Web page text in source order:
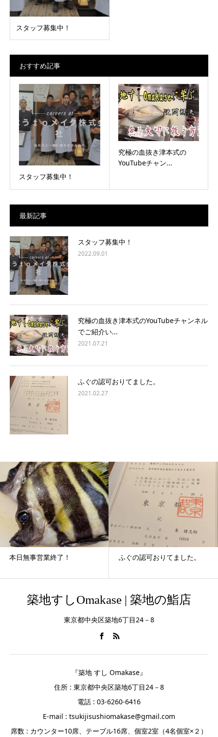
スタッフ募集中！
おすすめ記事
スタッフ募集中！
究極の血抜き津本式の
YouTubeチャン...
最新記事
スタッフ募集中！
2022.09.01
究極の血抜き津本式のYouTubeチャンネル
でご紹介い...
2021.07.21
ふぐの認可おりてました。
2021.02.27
本日無事営業終了！ ふぐの認可おりてました。
築地すしOmakase | 築地の鮨店
東京都中央区築地6丁目24－8
『築地 すし Omakase』
住所 : 東京都中央区築地6丁目24－8
電話 : 03-6260-6416
E-mail : tsukijisushiomakase@gmail.com
席数 : カウンター10席、テーブル16席、個室2室（4名個室×２）